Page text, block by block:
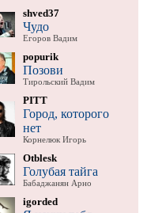
shved37
Чудо
Егоров Вадим
popurik
Позови
Тирольский Вадим
PITT
Город, которого
нет
Корнелюк Игорь
Otblesk
Голубая тайга
Бабаджанян Арно
igorded